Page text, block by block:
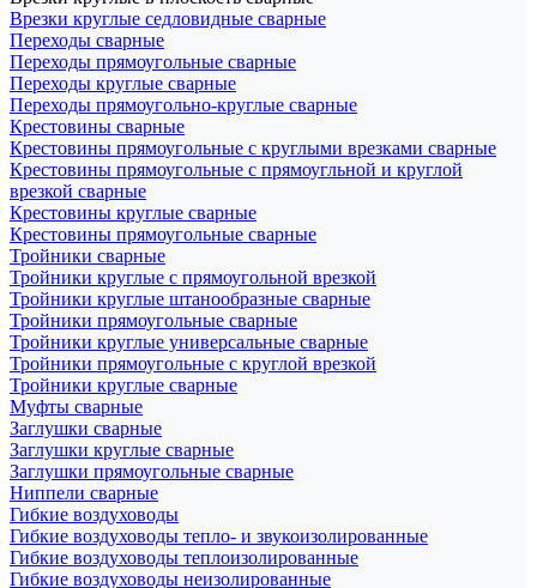
Врезки круглые седловидные сварные
Переходы сварные
Переходы прямоугольные сварные
Переходы круглые сварные
Переходы прямоугольно-круглые сварные
Крестовины сварные
Крестовины прямоугольные с круглыми врезками сварные
Крестовины прямоугольные с прямоугльной и круглой
врезкой сварные
Крестовины круглые сварные
Крестовины прямоугольные сварные
Тройники сварные
Тройники круглые с прямоугольной врезкой
Тройники круглые штанообразные сварные
Тройники прямоугольные сварные
Тройники круглые универсальные сварные
Тройники прямоугольные с круглой врезкой
Тройники круглые сварные
Муфты сварные
Заглушки сварные
Заглушки круглые сварные
Заглушки прямоугольные сварные
Ниппели сварные
Гибкие воздуховоды
Гибкие воздуховоды тепло- и звукоизолированные
Гибкие воздуховоды теплоизолированные
Гибкие воздуховоды неизолированные